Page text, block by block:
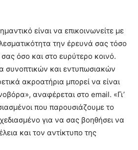
είναι να επικοινωνείτε με
την έρευνά σας τόσο
όσο και στο ευρύτερο κοινό.
συνοπτικών και εντυπωσιακών
ακροατήρια μπορεί να είναι
αναφέρεται στο email. «Γι’
που παρουσιάζουμε το
για να σας βοηθήσει να
και τον αντίκτυπο της